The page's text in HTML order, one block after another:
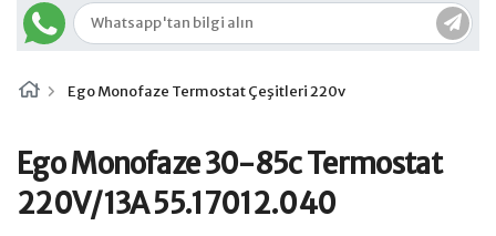
Ego Monofaze Termostat Çeşitleri 220v
Ego Monofaze 30-85c Termostat
220V/13A 55.17012.040